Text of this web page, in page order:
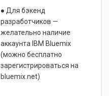
● Для бэкенд
разработчиков —
желательно наличие
аккаунта IBM Bluemix
(можно бесплатно
зарегистрироваться на
bluemix.net)